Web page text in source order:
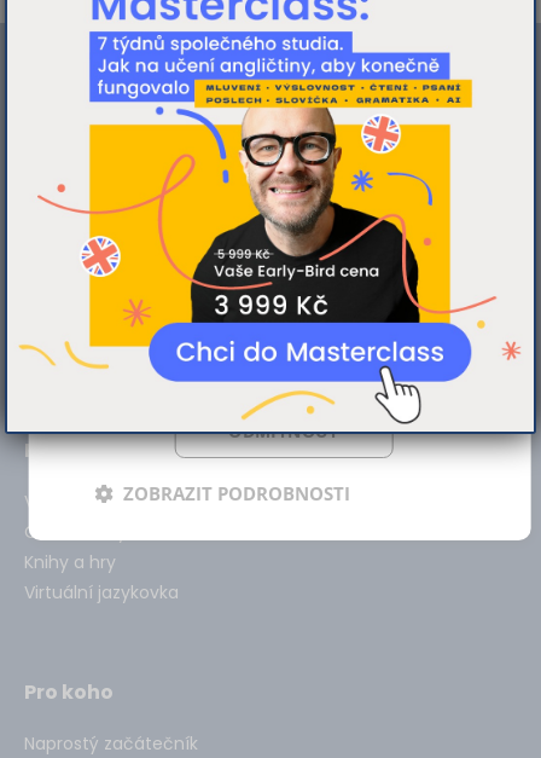
zákaznická podpora
info@brona.cz
+420 739 008 826
Asistentka Annie denně 8:00 - 18:00
media@brona.cz
+420 774 089 969
Produkty
Vše
Online kurzy
Knihy a hry
Virtuální jazykovka
Pro koho
Naprostý začátečník
K personalizaci obsahu a reklam,
poskytování funkcí sociálních médií a
analýze naší návštěvnosti využíváme
soubory cookie. Informace o tom, jak náš
web používáte, sdílíme se svými partnery
pro sociální média, inzerci a analýzy.
Partneři tyto údaje mohou zkombinovat s
dalšími informacemi, které jste jim poskytli
nebo které získali v důsledku toho, že
používáte jejich služby. Více informací
POVOLIT VŠE
ODMÍTNOUT
ZOBRAZIT PODROBNOSTI